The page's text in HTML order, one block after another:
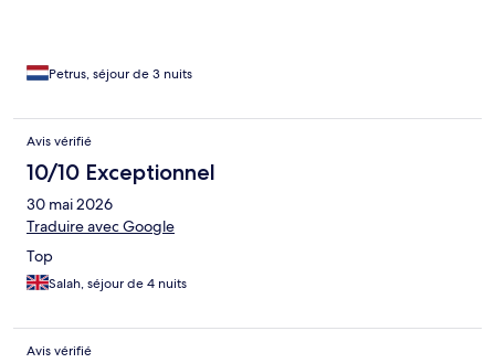
Petrus, séjour de 3 nuits
Avis vérifié
10/10 Exceptionnel
30 mai 2026
Traduire avec Google
Top
Salah, séjour de 4 nuits
Avis vérifié